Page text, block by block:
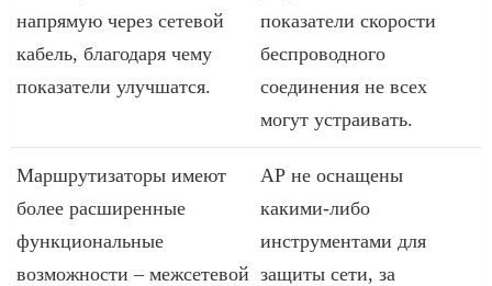
напрямую через сетевой
кабель, благодаря чему
показатели улучшатся.
показатели скорости
беспроводного
соединения не всех
могут устраивать.
Маршрутизаторы имеют
более расширенные
функциональные
возможности – межсетевой
АР не оснащены
какими-либо
инструментами для
защиты сети, за